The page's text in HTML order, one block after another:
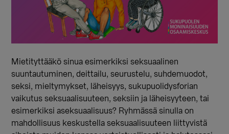
Mietityttääkö sinua esimerkiksi seksuaalinen
suuntautuminen, deittailu, seurustelu, suhdemuodot,
seksi, mieltymykset, läheisyys, sukupuolidysforian
vaikutus seksuaalisuuteen, seksiin ja läheisyyteen, tai
esimerkiksi aseksuaalisuus? Ryhmässä sinulla on
mahdollisuus keskustella seksuaalisuuteen liittyvistä